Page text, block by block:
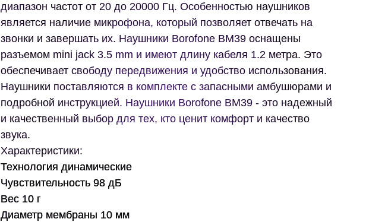
диапазон частот от 20 до 20000 Гц. Особенностью наушников
является наличие микрофона, который позволяет отвечать на
звонки и завершать их. Наушники Borofone BM39 оснащены
разъемом mini jack 3.5 mm и имеют длину кабеля 1.2 метра. Это
обеспечивает свободу передвижения и удобство использования.
Наушники поставляются в комплекте с запасными амбушюрами и
подробной инструкцией. Наушники Borofone BM39 - это надежный
и качественный выбор для тех, кто ценит комфорт и качество
звука.
Характеристики:
Технология динамические
Чувствительность 98 дБ
Вес 10 г
Диаметр мембраны 10 мм